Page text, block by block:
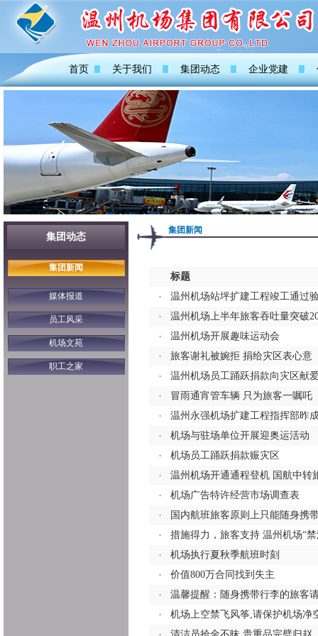
首页 关于我们 集团动态 企业党建
集团动态
集团新闻
媒体报道
员工风采
机场文苑
职工之家
集团新闻
标题
温州机场站坪扩建工程竣工通过
温州机场上半年旅客吞吐量突破
温州机场开展趣味运动会
旅客谢礼被婉拒 捐给灾区表心意
温州机场员工踊跃捐款向灾区献
冒雨通宵管车辆 只为旅客一嘱吒
温州永强机场扩建工程指挥部昨
机场与驻场单位开展迎奥运活动
机场员工踊跃捐款赈灾区
温州机场开通通程登机 国航中转
机场广告特许经营市场调查表
国内航班旅客原则上只能随身携
措施得力，旅客支持 温州机场“
机场执行夏秋季航班时刻
价值800万合同找到失主
温馨提醒：随身携带行李的旅客
机场上空禁飞风筝,请保护机场净